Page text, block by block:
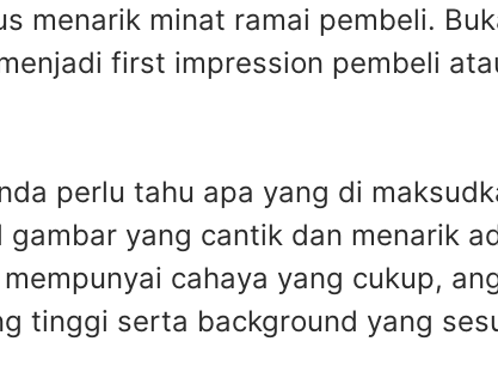
menarik minat ramai pembeli.
first impression pembeli
perlu tahu apa yang di
gambar yang cantik dan menarik
cahaya yang cukup,
tinggi serta background yang